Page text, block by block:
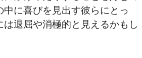
に喜びを見出す彼らにとっ
退屈や消極的と見えるかもし